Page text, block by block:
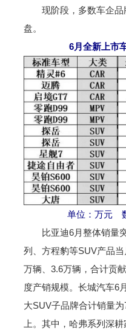
现阶段，多数车企
盘。
6月全新上市
单位：万元
比亚迪6月整体销量
列、方程豹等SUV产品
万辆、3.6万辆，合计贡
度产销规模。长城汽车6
大SUV子品牌合计销量
上。其中，哈弗系列深